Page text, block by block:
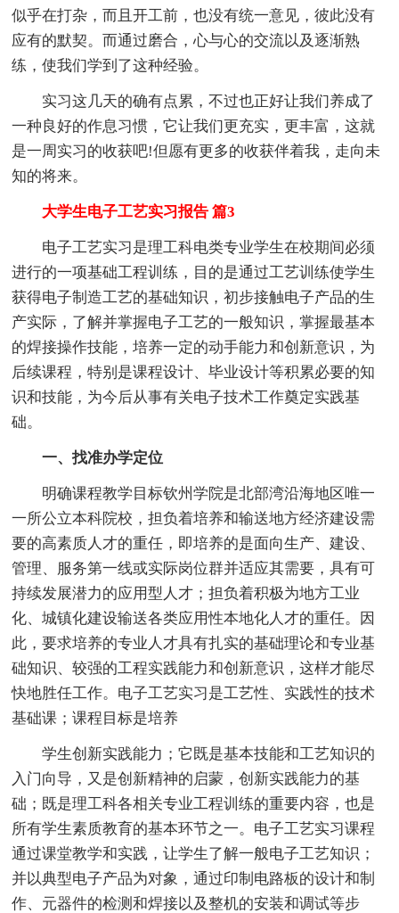
似乎在打杂，而且开工前，也没有统一意见，彼此没有
应有的默契。而通过磨合，心与心的交流以及逐渐熟
练，使我们学到了这种经验。
实习这几天的确有点累，不过也正好让我们养成了
一种良好的作息习惯，它让我们更充实，更丰富，这就
是一周实习的收获吧!但愿有更多的收获伴着我，走向未
知的将来。
大学生电子工艺实习报告 篇3
电子工艺实习是理工科电类专业学生在校期间必须
进行的一项基础工程训练，目的是通过工艺训练使学生
获得电子制造工艺的基础知识，初步接触电子产品的生
产实际，了解并掌握电子工艺的一般知识，掌握最基本
的焊接操作技能，培养一定的动手能力和创新意识，为
后续课程，特别是课程设计、毕业设计等积累必要的知
识和技能，为今后从事有关电子技术工作奠定实践基
础。
一、找准办学定位
明确课程教学目标钦州学院是北部湾沿海地区唯一
一所公立本科院校，担负着培养和输送地方经济建设需
要的高素质人才的重任，即培养的是面向生产、建设、
管理、服务第一线或实际岗位群并适应其需要，具有可
持续发展潜力的应用型人才；担负着积极为地方工业
化、城镇化建设输送各类应用性本地化人才的重任。因
此，要求培养的专业人才具有扎实的基础理论和专业基
础知识、较强的工程实践能力和创新意识，这样才能尽
快地胜任工作。电子工艺实习是工艺性、实践性的技术
基础课；课程目标是培养
学生创新实践能力；它既是基本技能和工艺知识的
入门向导，又是创新精神的启蒙，创新实践能力的基
础；既是理工科各相关专业工程训练的重要内容，也是
所有学生素质教育的基本环节之一。电子工艺实习课程
通过课堂教学和实践，让学生了解一般电子工艺知识；
并以典型电子产品为对象，通过印制电路板的设计和制
作、元器件的检测和焊接以及整机的安装和调试等步